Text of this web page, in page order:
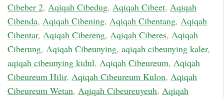
Cibeber 2, Aqiqah Cibedug, Aqiqah Cibeet, Aqiqah
Cibenda, Aqiqah Cibening, Aqiqah Cibentang, Aqiqah
Cibentar, Aqiqah Cibereng, Aqiqah Ciberes, Aqiqah
Ciberung, Aqiqah Cibeunying, aqiqah cibeunying kaler,
aqiqah cibeunying kidul, Aqiqah Cibeureum, Aqiqah
Cibeureum Hilir, Aqiqah Cibeureum Kulon, Aqiqah
Cibeureum Wetan, Aqiqah Cibeureuyeuh, Aqiqah